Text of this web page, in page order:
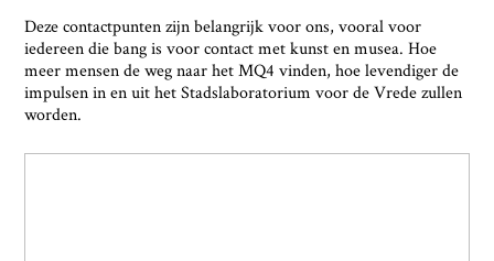
Deze contactpunten zijn belangrijk voor ons, vooral voor
iedereen die bang is voor contact met kunst en musea. Hoe
meer mensen de weg naar het MQ4 vinden, hoe levendiger de
impulsen in en uit het Stadslaboratorium voor de Vrede zullen
worden.
Ja, ich bin damit einverstanden, dass das
Museumsquartier Osnabrück die oben
Zustimmung jederzeit widerrufen und die